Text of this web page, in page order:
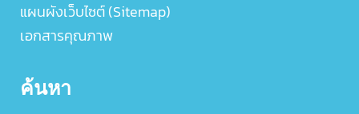
แผนผังเว็บไซต์ (Sitemap)
เอกสารคุณภาพ
ค้นหา